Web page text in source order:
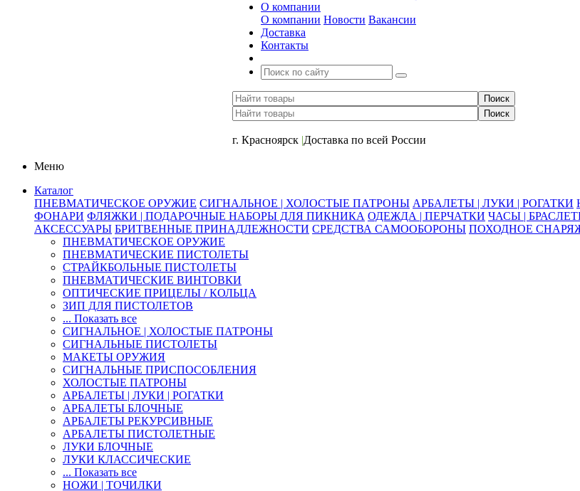
О компании
О компании Новости Вакансии
Доставка
Контакты
г. Красноярск |Доставка по всей России
Меню
Каталог
ПНЕВМАТИЧЕСКОЕ ОРУЖИЕ СИГНАЛЬНОЕ | ХОЛОСТЫЕ ПАТРОНЫ АРБАЛЕТЫ | ЛУКИ | РОГАТКИ
ФОНАРИ ФЛЯЖКИ | ПОДАРОЧНЫЕ НАБОРЫ ДЛЯ ПИКНИКА ОДЕЖДА | ПЕРЧАТКИ ЧАСЫ |
АКСЕССУАРЫ БРИТВЕННЫЕ ПРИНАДЛЕЖНОСТИ СРЕДСТВА САМООБОРОНЫ ПОХОДНОЕ
ПНЕВМАТИЧЕСКОЕ ОРУЖИЕ
ПНЕВМАТИЧЕСКИЕ ПИСТОЛЕТЫ
СТРАЙКБОЛЬНЫЕ ПИСТОЛЕТЫ
ПНЕВМАТИЧЕСКИЕ ВИНТОВКИ
ОПТИЧЕСКИЕ ПРИЦЕЛЫ / КОЛЬЦА
ЗИП ДЛЯ ПИСТОЛЕТОВ
... Показать все
СИГНАЛЬНОЕ | ХОЛОСТЫЕ ПАТРОНЫ
СИГНАЛЬНЫЕ ПИСТОЛЕТЫ
МАКЕТЫ ОРУЖИЯ
СИГНАЛЬНЫЕ ПРИСПОСОБЛЕНИЯ
ХОЛОСТЫЕ ПАТРОНЫ
АРБАЛЕТЫ | ЛУКИ | РОГАТКИ
АРБАЛЕТЫ БЛОЧНЫЕ
АРБАЛЕТЫ РЕКУРСИВНЫЕ
АРБАЛЕТЫ ПИСТОЛЕТНЫЕ
ЛУКИ БЛОЧНЫЕ
ЛУКИ КЛАССИЧЕСКИЕ
... Показать все
НОЖИ | ТОЧИЛКИ